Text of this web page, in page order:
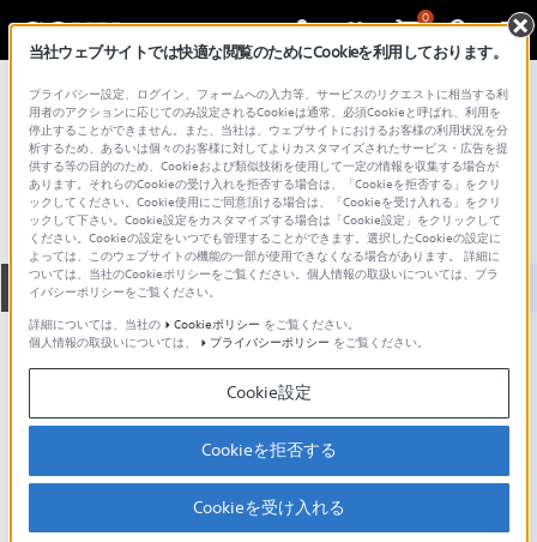
0
総合サポート・お問い合わせ VGN シリーズ
VGN-AR85US
全て ダウンロード 取扱説明書 Q&A
製品に関する重要なお知らせ
お知らせ
製品に関する重要なお知らせ
重要なお知らせ一覧
当社ウェブサイトでは快適な閲覧のためにCookieを利用しております。
プライバシー設定、ログイン、フォームへの入力等、サービスのリクエストに相当する利
用者のアクションに応じてのみ設定されるCookieは通常、必須Cookieと呼ばれ、利用を
停止することができません。また、当社は、ウェブサイトにおけるお客様の利用状況を分
析するため、あるいは個々のお客様に対してよりカスタマイズされたサービス・広告を提
供する等の目的のため、Cookieおよび類似技術を使用して一定の情報を収集する場合が
あります。それらのCookieの受け入れを拒否する場合は、「Cookieを拒否する」をクリ
ックしてください。Cookie使用にご同意頂ける場合は、「Cookieを受け入れる」をクリ
ックして下さい。Cookie設定をカスタマイズする場合は「Cookie設定」をクリックして
ください。Cookieの設定をいつでも管理することができます。選択したCookieの設定に
よっては、このウェブサイトの機能の一部が使用できなくなる場合があります。 詳細に
ついては、当社のCookieポリシーをご覧ください。個人情報の取扱いについては、プラ
イバシーポリシーをご覧ください。
詳細については、当社の
Cookieポリシー をご覧ください。
個人情報の取扱いについては、
プライバシーポリシー をご覧ください。
Cookie設定
Cookieを拒否する
Cookieを受け入れる